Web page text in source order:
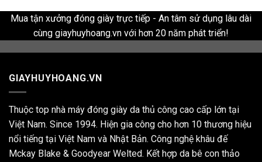
Mua tận xưởng đóng giày trực tiếp - An tâm sử dụng lâu dài
cùng giayhuyhoang.vn với hơn 20 năm phát triển!
GIAYHUYHOANG.VN
Thuộc top nhà máy đóng giày da thủ công cao cấp lớn tại
Việt Nam. Since 1994. Hiện gia công cho hơn 10 thương hiệu
nổi tiếng tại Việt Nam và Nhật Bản. Công nghệ khâu đế
Mckay Blake & Goodyear Welted. Kết hợp da bê con thảo